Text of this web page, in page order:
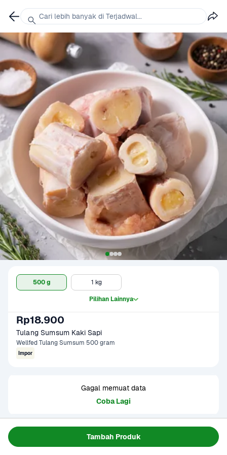
Tambah Produk
500 g 1 kg
Pilihan Lainnya
Rp18.900
Tulang Sumsum Kaki Sapi
Wellfed Tulang Sumsum 500 gram
Impor
Gagal memuat data
Coba Lagi
Informasi Produk
Origin : Indonesia/Lokal
Cari lebih banyak di Terjadwal...